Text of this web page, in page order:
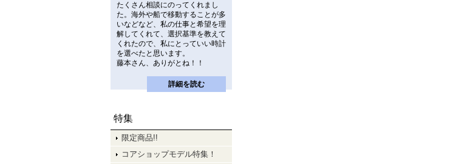
たくさん相談にのってくれまし
た。海外や船で移動することが多
いなどなど、私の仕事と希望を理
解してくれて、選択基準を教えて
くれたので、私にとっていい時計
を選べたと思います。
藤本さん、ありがとね！！
詳細を読む
特集
限定商品!!
コアショップモデル特集！